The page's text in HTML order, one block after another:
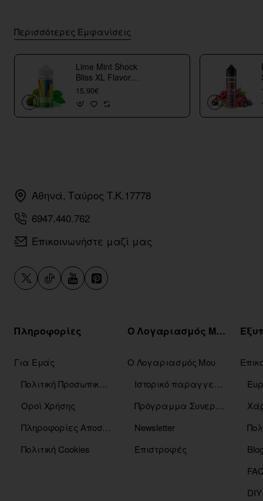
Περισσότερες Εμφανίσεις
Lime Mint Shock
Bliss XL Flavor
Shots
15,90€
Αθηνά, Ταύρος Τ.Κ.17778
6947.440.762
Επικοινωνήστε μαζί μας
Πληροφορίες
Για Εμάς
Πολιτική Προσωπικών Δεδομένων
Οροί Χρήσης
Πληροφορίες Αποστόλης
Πολιτική Cookies
Ο Λογαριασμός Μου
Ο Λογαριασμός Μου
Ιστορικό παραγγελιών
Πρόγραμμα Συνεργατών
Newsletter
Επιστροφές